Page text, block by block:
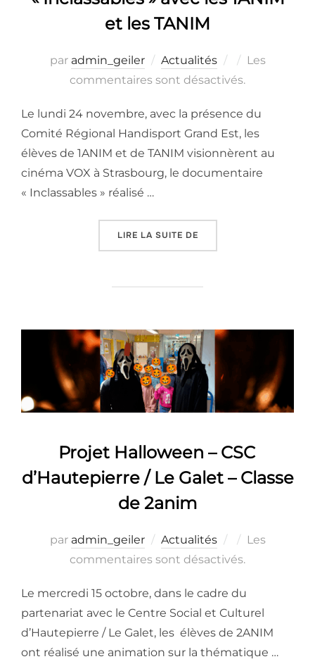
et les TANIM
par admin_geiler Actualités
Publié
le
Les
commentaires sont désactivés.
Le lundi 24 novembre, avec la présence du
Comité Régional Handisport Grand Est, les
élèves de 1ANIM et de TANIM visionnèrent au
cinéma VOX à Strasbourg, le documentaire
« Inclassables » réalisé …
LIRE LA SUITE DE« CINÉ-DÉBAT
Projet Halloween – CSC
d’Hautepierre / Le Galet – Classe
de 2anim
par admin_geiler Actualités
Publié
le
Les
commentaires sont désactivés.
Le mercredi 15 octobre, dans le cadre du
partenariat avec le Centre Social et Culturel
d’Hautepierre / Le Galet, les élèves de 2ANIM
ont réalisé une animation sur la thématique …